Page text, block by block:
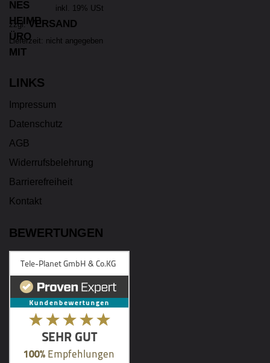
inkl. 19% USt
zzgl.VERSAND
Lieferzeit: nicht angegeben
LINKS
Impressum
Datenschutz
AGB
Widerrufsbelehrung
Barrierefreiheit
Kontakt
BEWERTUNGEN